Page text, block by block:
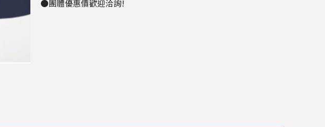
●團體優惠價歡迎洽詢!